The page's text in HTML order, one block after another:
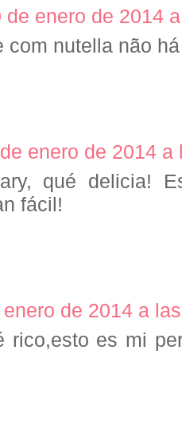
de enero de 2014
com nutella não
enero de 2014 a
qué delicia!
fácil!
de 2014 a
rico,esto es mi